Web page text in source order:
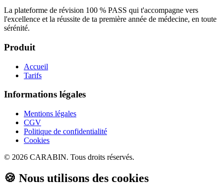
La plateforme de révision 100 % PASS qui t'accompagne vers
l'excellence et la réussite de ta première année de médecine, en toute
sérénité.
Produit
Accueil
Tarifs
Informations légales
Mentions légales
CGV
Politique de confidentialité
Cookies
© 2026 CARABIN. Tous droits réservés.
🍪 Nous utilisons des cookies